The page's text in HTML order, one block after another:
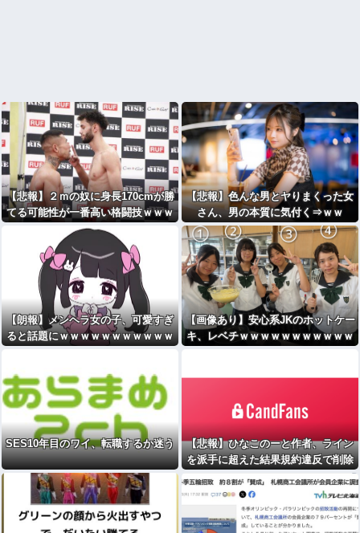
【悲報】２ｍの奴に身長170cmが勝
てる可能性が一番高い格闘技ｗｗｗ
ｗｗｗｗｗｗｗ
【悲報】色んな男とヤりまくった女
さん、男の本質に気付く⇒ｗｗ
【朗報】メンヘラ女の子、可愛すぎ
ると話題にｗｗｗｗｗｗｗｗｗｗｗ
【画像あり】安心系JKのホットケー
キ、レベチｗｗｗｗｗｗｗｗｗｗｗ
SES10年目のワイ、転職するか迷う
【悲報】ひなこのーと作者、ライン
を派手に超えた結果規約違反で削除
される